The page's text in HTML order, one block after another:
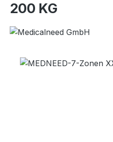
200 KG
Bildergalerie überspringen